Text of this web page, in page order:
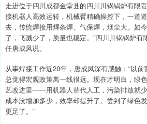
走进位于四川成都金堂县的四川川锅锅炉有限
接机器人高效运转，机械臂精确操控下，一道
去，传统焊接用焊条焊、气保焊，烟尘大。如
了，飞溅少了，质量也稳定。”四川川锅锅炉有
任唐成凤说。
从事焊接工作近20年，唐成凤深有感触：“以前
总觉得宏观政策离一线很远。现在才明白，绿
艺改进里——用机器人替代人工，污染排放就少
成本没增加多少，效率却提升了。尝到了绿色
更足了。”